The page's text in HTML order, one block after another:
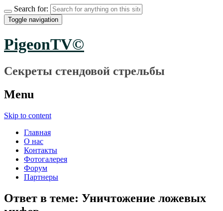
Search for:
Toggle navigation
PigeonTV©
Секреты стендовой стрельбы
Menu
Skip to content
Главная
О нас
Контакты
Фотогалерея
Форум
Партнеры
Ответ в теме: Уничтожение ложевых